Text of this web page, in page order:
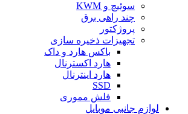
سوئیچ و KWM
چند راهی برق
پروژکتور
تجهیزات ذخیره سازی
باکس هارد و داک
هارد اکسترنال
هارد اینترنال
SSD
فلش مموری
لوازم جانبی موبایل